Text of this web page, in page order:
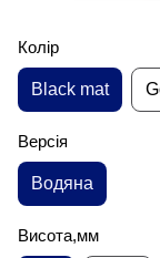
Колір
Black mat
Версія
Водяна
Висота,мм